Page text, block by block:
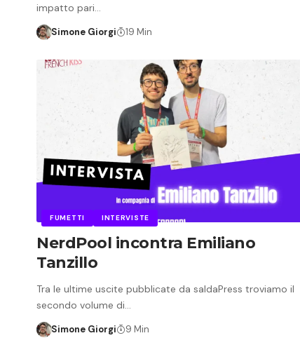
impatto pari…
Simone Giorgi 19 Min
FUMETTI INTERVISTE
NerdPool incontra Emiliano
Tanzillo
Tra le ultime uscite pubblicate da saldaPress troviamo il
secondo volume di…
Simone Giorgi 9 Min